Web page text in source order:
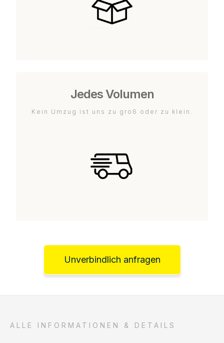
Jedes Volumen
Kein Umzug ist uns zu groß oder zu klein.
Unverbindlich anfragen
ALLE INFORMATIONEN & DETAILS